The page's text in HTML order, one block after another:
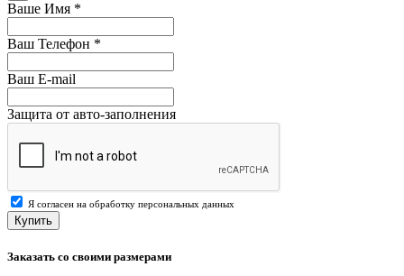
Ваше Имя *
Ваш Телефон *
Ваш E-mail
Защита от авто-заполнения
Я согласен на обработку персональных данных
Купить
Заказать со своими размерами